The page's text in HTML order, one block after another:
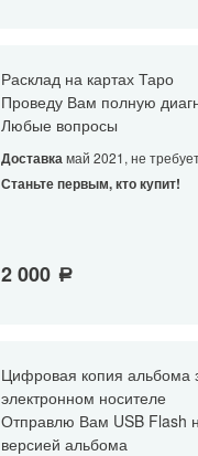
Расклад на картах Таро
Проведу Вам полную
Любые вопросы
Доставкамай 2021, не
Станьте первым, кто купит!
2 000 a
Цифровая копия альбома
электронном носителе
Отправлю Вам USB Flash
версией альбома